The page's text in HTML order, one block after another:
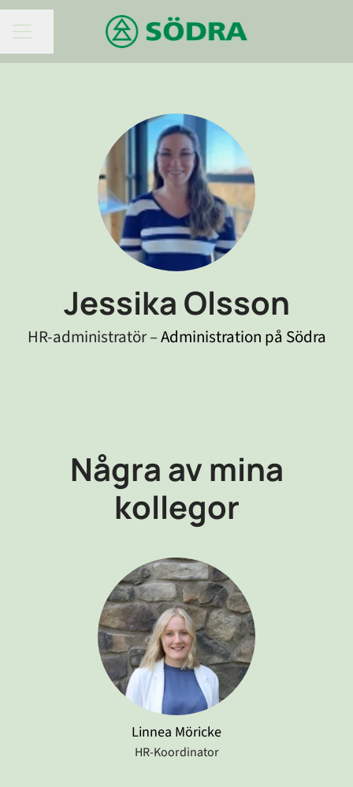
KARRIÄRMENY
Dela sidan
Jessika Olsson
HR-administratör –Administration på Södra
Några av mina
kollegor
Linnea Möricke
HR-Koordinator